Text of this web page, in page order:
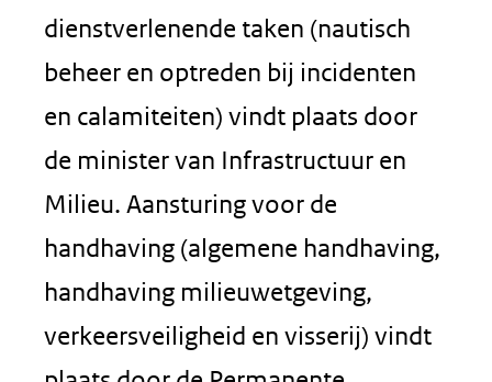
dienstverlenende taken (nautisch
beheer en optreden bij incidenten
en calamiteiten) vindt plaats door
de minister van Infrastructuur en
Milieu. Aansturing voor de
handhaving (algemene handhaving,
handhaving milieuwetgeving,
verkeersveiligheid en visserij) vindt